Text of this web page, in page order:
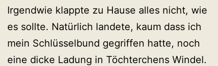
Irgendwie klappte zu Hause alles nicht, wie
es sollte. Natürlich landete, kaum dass ich
mein Schlüsselbund gegriffen hatte, noch
eine dicke Ladung in Töchterchens Windel.